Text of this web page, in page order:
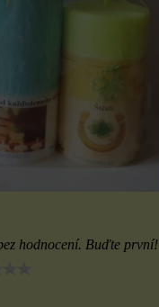
hodnocení. Buďte první!